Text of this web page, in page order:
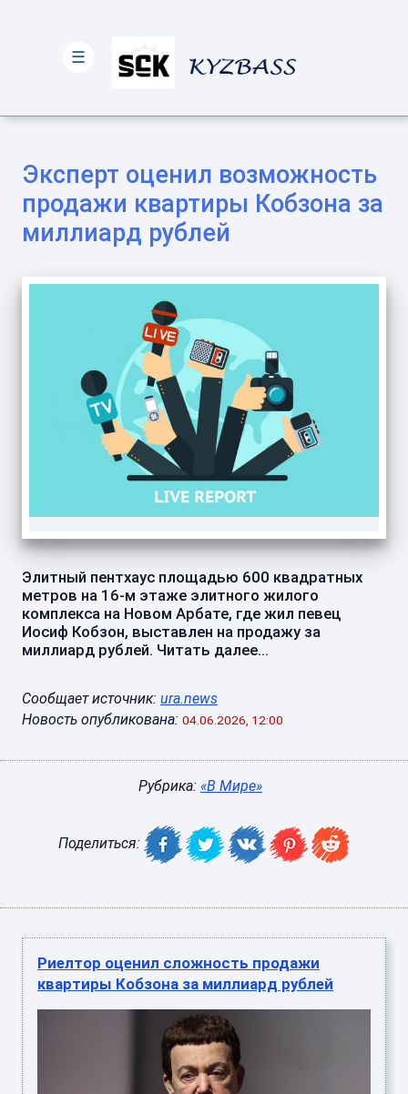
Эксперт оценил возможность
продажи квартиры Кобзона за
миллиард рублей
Элитный пентхаус площадью 600 квадратных
метров на 16‑м этаже элитного жилого
комплекса на Новом Арбате, где жил певец
Иосиф Кобзон, выставлен на продажу за
миллиард рублей. Читать далее...
Сообщает источник: ura.news
Новость опубликована: 04.06.2026, 12:00
Рубрика: «В Мире»
Поделиться:
Риелтор оценил сложность продажи
квартиры Кобзона за миллиард рублей
☰